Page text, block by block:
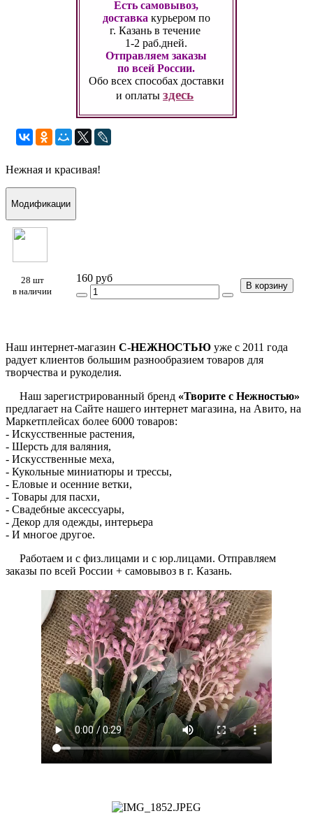
Есть самовывоз,
доставка курьером по
г. Казань в течение
1-2 раб.дней.
Отправляем заказы
по всей России.
Обо всех способах доставки
и оплатыздесь
Нежная и красивая!
Модификации
28 шт
в наличии
160 руб
В корзину
Наш интернет-магазин С-НЕЖНОСТЬЮ уже с 2011 года
радует клиентов большим разнообразием товаров для
творчества и рукоделия.
Наш зарегистрированный бренд «Творите с Нежностью»
предлагает на Сайте нашего интернет магазина, на Авито, на
Маркетплейсах более 6000 товаров:
- Искусственные растения,
- Шерсть для валяния,
- Искусственные меха,
- Кукольные миниатюры и трессы,
- Еловые и осенние ветки,
- Товары для пасхи,
- Свадебные аксессуары,
- Декор для одежды, интерьера
- И многое другое.
Работаем и с физ.лицами и с юр.лицами. Отправляем
заказы по всей России + самовывоз в г. Казань.